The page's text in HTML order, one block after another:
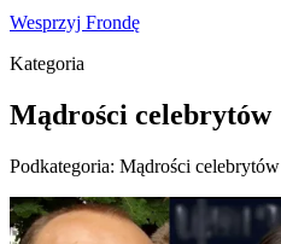
Wesprzyj Frondę
Kategoria
Mądrości celebrytów
Podkategoria: Mądrości celebrytów